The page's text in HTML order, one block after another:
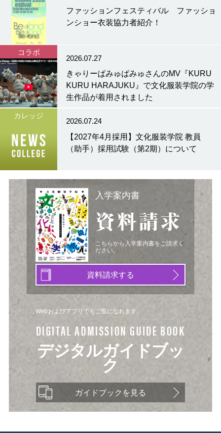
ファッションフェスティバル ファッショ
ンショー衣装協力者紹介！
コラボ
2026.07.27
きゃりーぱみゅぱみゅさんのMV『KURU
KURU HARAJUKU』で文化服装学院の学
生作品が着用されました
カレッジ
2026.07.24
【2027年4月採用】文化服装学院 教員
（助手）採用試験（第2期）について
入学案内書
資料請求
こちらから入学案内書をご請求く
ださい。
資料請求する
Webおよびアプリでもご覧になれます。
DIGITAL ADMISSION GUIDE BOOK
デジタルガイドブッ
ク
ガイドブックを見る